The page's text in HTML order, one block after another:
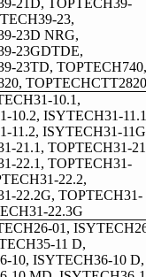
23,
23D NRG,
23GDTDE,
23TD, TOPTECH740,
TOPTECHCTT2820
10.1,
10.2, ISYTECH31-
11.2, ISYTECH31-
21.1, TOPTECH31-
22.1, TOPTECH31-
22.2,
22.2G, TOPTECH31-
22.3G
01,
11 D,
10, ISYTECH36-10 D,